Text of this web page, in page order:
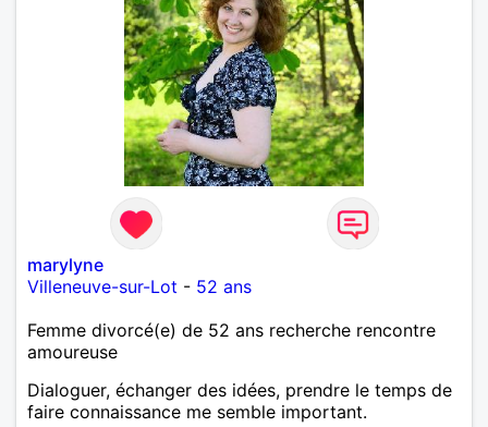
marylyne
Villeneuve-sur-Lot - 52 ans
Femme divorcé(e) de 52 ans recherche rencontre
amoureuse
Dialoguer, échanger des idées, prendre le temps de
faire connaissance me semble important.